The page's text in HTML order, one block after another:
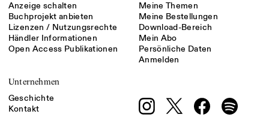
Anzeige schalten
Buchprojekt anbieten
Lizenzen / Nutzungsrechte
Händler Informationen
Open Access Publikationen
Meine Themen
Meine Bestellungen
Download-Bereich
Mein Abo
Persönliche Daten
Anmelden
Unternehmen
Geschichte
Kontakt